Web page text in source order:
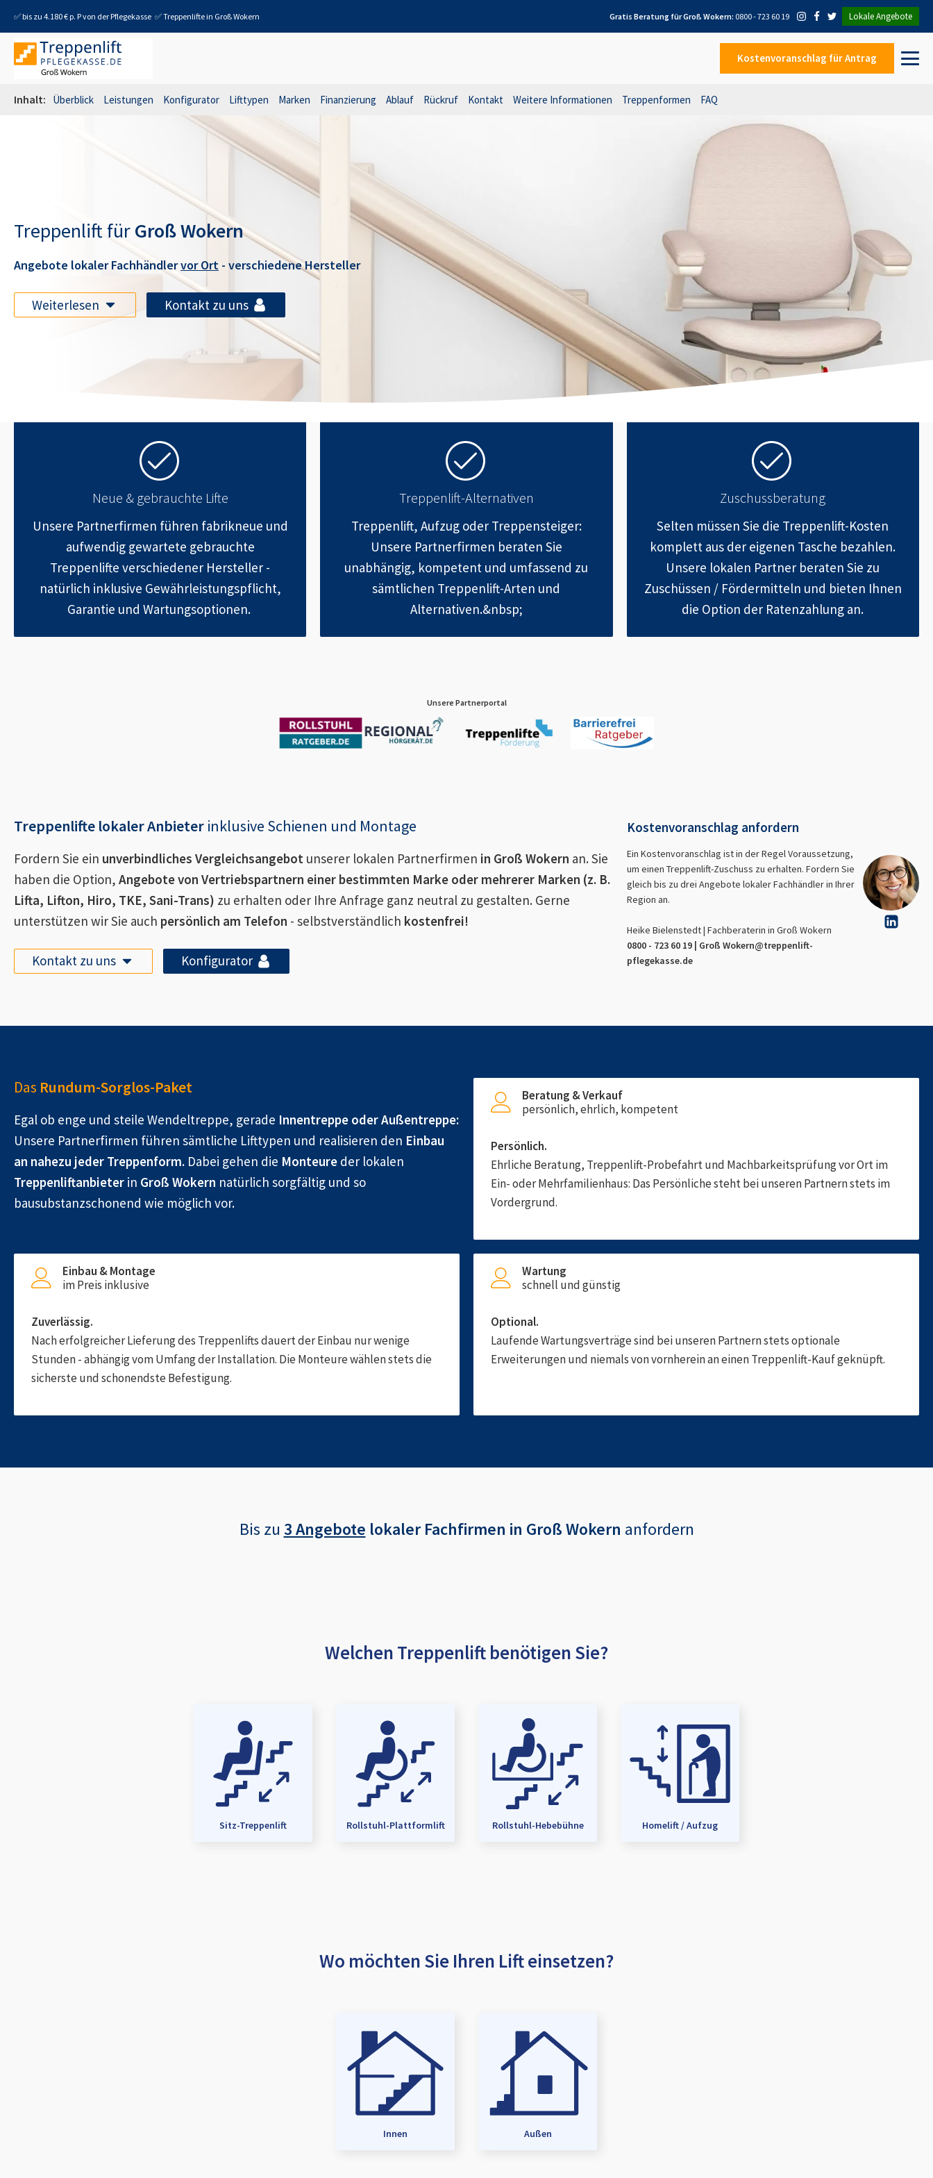
✅ bis zu 4.180 € p. P von der Pflegekasse ✅ Treppenlifte in Groß Wokern Gratis Beratung fürGroß Wokern: 0800 - 723 60 19 Lokale Angebote
Kostenvoranschlag für Antrag
Inhalt: Überblick Leistungen Konfigurator Lifttypen Marken Finanzierung Ablauf Rückruf Kontakt Weitere Informationen Treppenformen FAQ
Treppenlift fürGroß Wokern
Angebote lokaler Fachhändlervor Ort - verschiedene Hersteller
Weiterlesen Kontakt zu uns
Neue & gebrauchte Lifte
Unsere Partnerfirmen führen fabrikneue und
aufwendig gewartete gebrauchte
Treppenlifte verschiedener Hersteller -
natürlich inklusive Gewährleistungspflicht,
Garantie und Wartungsoptionen.
Treppenlift-Alternativen
Treppenlift, Aufzug oder Treppensteiger:
Unsere Partnerfirmen beraten Sie
unabhängig, kompetent und umfassend zu
sämtlichen Treppenlift-Arten und
Alternativen.&nbsp;
Zuschussberatung
Selten müssen Sie die Treppenlift-Kosten
komplett aus der eigenen Tasche bezahlen.
Unsere lokalen Partner beraten Sie zu
Zuschüssen / Fördermitteln und bieten Ihnen
die Option der Ratenzahlung an.
Unsere Partnerportal
Treppenlifte lokaler Anbieter inklusive Schienen und Montage
Fordern Sie ein unverbindliches Vergleichsangebot unserer lokalen Partnerfirmen in Groß Wokern an. Sie
haben die Option, Angebote von Vertriebspartnern einer bestimmten Marke oder mehrerer Marken (z. B.
Lifta, Lifton, Hiro, TKE, Sani-Trans) zu erhalten oder Ihre Anfrage ganz neutral zu gestalten. Gerne
unterstützen wir Sie auch persönlich am Telefon - selbstverständlich kostenfrei!
Kontakt zu uns Konfigurator
Kostenvoranschlag anfordern
Ein Kostenvoranschlag ist in der Regel Voraussetzung,
um einen Treppenlift-Zuschuss zu erhalten. Fordern Sie
gleich bis zu drei Angebote lokaler Fachhändler in Ihrer
Region an.
Heike Bielenstedt | Fachberaterin in Groß Wokern
0800 - 723 60 19 | Groß Wokern@treppenlift-
pflegekasse.de
Das Rundum-Sorglos-Paket
Egal ob enge und steile Wendeltreppe, gerade Innentreppe oder Außentreppe:
Unsere Partnerfirmen führen sämtliche Lifttypen und realisieren den Einbau
an nahezu jeder Treppenform. Dabei gehen die Monteure der lokalen
Treppenliftanbieter in Groß Wokern natürlich sorgfältig und so
bausubstanzschonend wie möglich vor.
Beratung & Verkauf
persönlich, ehrlich, kompetent
Persönlich.
Ehrliche Beratung, Treppenlift-Probefahrt und Machbarkeitsprüfung vor Ort im
Ein- oder Mehrfamilienhaus: Das Persönliche steht bei unseren Partnern stets im
Vordergrund.
Einbau & Montage
im Preis inklusive
Zuverlässig.
Nach erfolgreicher Lieferung des Treppenlifts dauert der Einbau nur wenige
Stunden - abhängig vom Umfang der Installation. Die Monteure wählen stets die
sicherste und schonendste Befestigung.
Wartung
schnell und günstig
Optional.
Laufende Wartungsverträge sind bei unseren Partnern stets optionale
Erweiterungen und niemals von vornherein an einen Treppenlift-Kauf geknüpft.
Bis zu 3 Angebote lokaler Fachfirmen in Groß Wokern anfordern
Welchen Treppenlift benötigen Sie?
Sitz-Treppenlift Rollstuhl-Plattformlift Rollstuhl-Hebebühne Homelift / Aufzug
Wo möchten Sie Ihren Lift einsetzen?
Innen Außen